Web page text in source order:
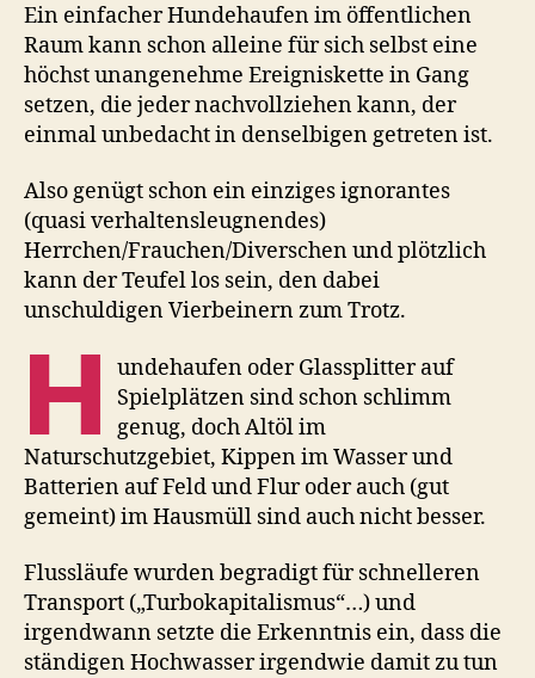
Ein einfacher Hundehaufen im öffentlichen
Raum kann schon alleine für sich selbst eine
höchst unangenehme Ereigniskette in Gang
setzen, die jeder nachvollziehen kann, der
einmal unbedacht in denselbigen getreten ist.
Also genügt schon ein einziges ignorantes
(quasi verhaltensleugnendes)
Herrchen/Frauchen/Diverschen und plötzlich
kann der Teufel los sein, den dabei
unschuldigen Vierbeinern zum Trotz.
H
undehaufen oder Glassplitter auf
Spielplätzen sind schon schlimm
genug, doch Altöl im
Naturschutzgebiet, Kippen im Wasser und
Batterien auf Feld und Flur oder auch (gut
gemeint) im Hausmüll sind auch nicht besser.
Flussläufe wurden begradigt für schnelleren
Transport („Turbokapitalismus“…) und
irgendwann setzte die Erkenntnis ein, dass die
ständigen Hochwasser irgendwie damit zu tun